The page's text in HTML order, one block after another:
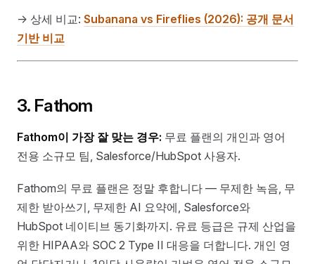
→ 상세 비교: Subanana vs Fireflies (2026): 공개 문서
기반 비교
3. Fathom
Fathom이 가장 잘 맞는 경우: 무료 플랜의 개인과 영어
전용 소규모 팀, Salesforce/HubSpot 사용자.
Fathom의 무료 플랜은 정말 후합니다 — 무제한 녹음, 무
제한 받아쓰기, 무제한 AI 요약에, Salesforce와
HubSpot 네이티브 동기화까지. 유료 등급은 규제 산업을
위한 HIPAA와 SOC 2 Type II 대응을 더합니다. 개인 영